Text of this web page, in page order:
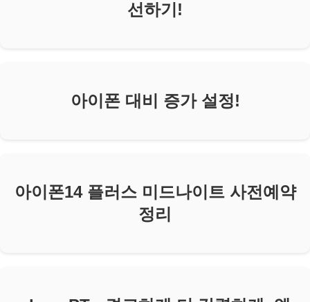
선하기!
아이폰 대비 증가 설정!
아이폰14 플러스 미드나이트 사전예약
정리